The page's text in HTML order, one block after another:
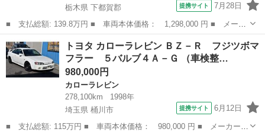
栃木県 下都賀郡
提携サイト 7月28日
■ 支払総額: 139.8万円 ■ 車両本体価格： 1,298,000 円 ■ メーカ
ー名： トヨタ ■ 車種名： カローラレビン ■ グレード名： Ｂ
Ｚ－Ｇ ４ＡＧエンジン ５速ＭＴ ■ 排気量： 1600cc ■ ドア...
栃木 下都賀郡 カローラレビン
トヨタ カローラレビン ＢＺ－Ｒ フジツボマ
フラー ５バルブ４Ａ－Ｇ （車検整…
980,000円
カローラレビン
278,100km
1998年
埼玉県 桶川市
提携サイト 6月12日
■ 支払総額: 115万円 ■ 車両本体価格： 980,000 円 ■ メーカー